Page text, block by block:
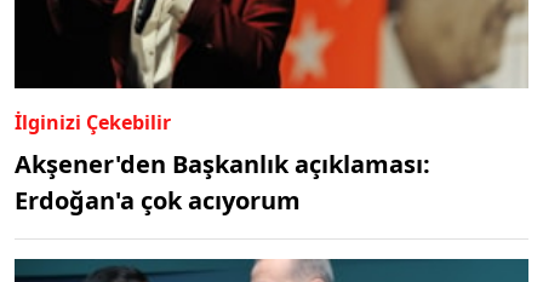
İlginizi Çekebilir
Akşener'den Başkanlık açıklaması:
Erdoğan'a çok acıyorum